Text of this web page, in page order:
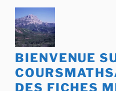
Aller
contenu
principal
BIENVENUE
DES FICHES